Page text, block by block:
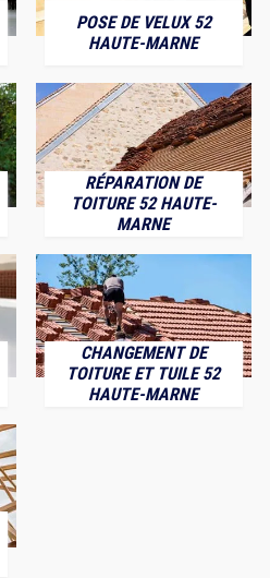
POSE DE VELUX 52
HAUTE-MARNE
RÉPARATION DE
TOITURE 52 HAUTE-
MARNE
CHANGEMENT DE
TOITURE ET TUILE 52
HAUTE-MARNE